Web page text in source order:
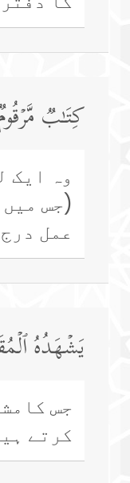
كِتَـٰبࣱ
وہ ایک
(جس
عمل
یَشۡهَدُهُ
جس
کرتے